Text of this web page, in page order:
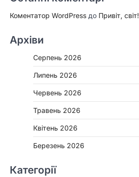
Коментатор WordPress до Привіт, світ!
Архіви
Серпень 2026
Липень 2026
Червень 2026
Травень 2026
Квітень 2026
Березень 2026
Категорії